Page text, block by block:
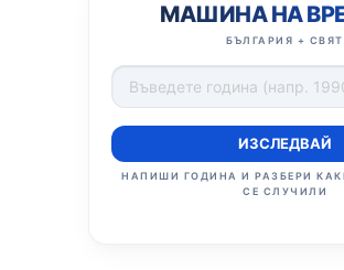
МАШИНА НА
БЪЛГАРИЯ + СВЯТ
ИЗСЛЕДВАЙ
НАПИШИ ГОДИНА И РАЗБЕРИ
СЕ СЛУЧИЛИ